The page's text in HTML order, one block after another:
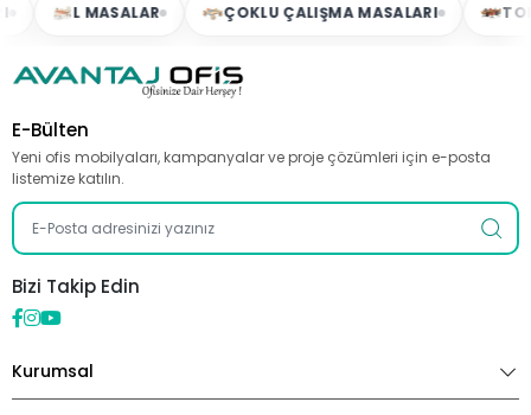
L MASALAR ÇOKLU ÇALIŞMA MASALARI
E-Bülten
Yeni ofis mobilyaları, kampanyalar ve proje çözümleri için e-posta
listemize katılın.
Bizi Takip Edin
Kurumsal